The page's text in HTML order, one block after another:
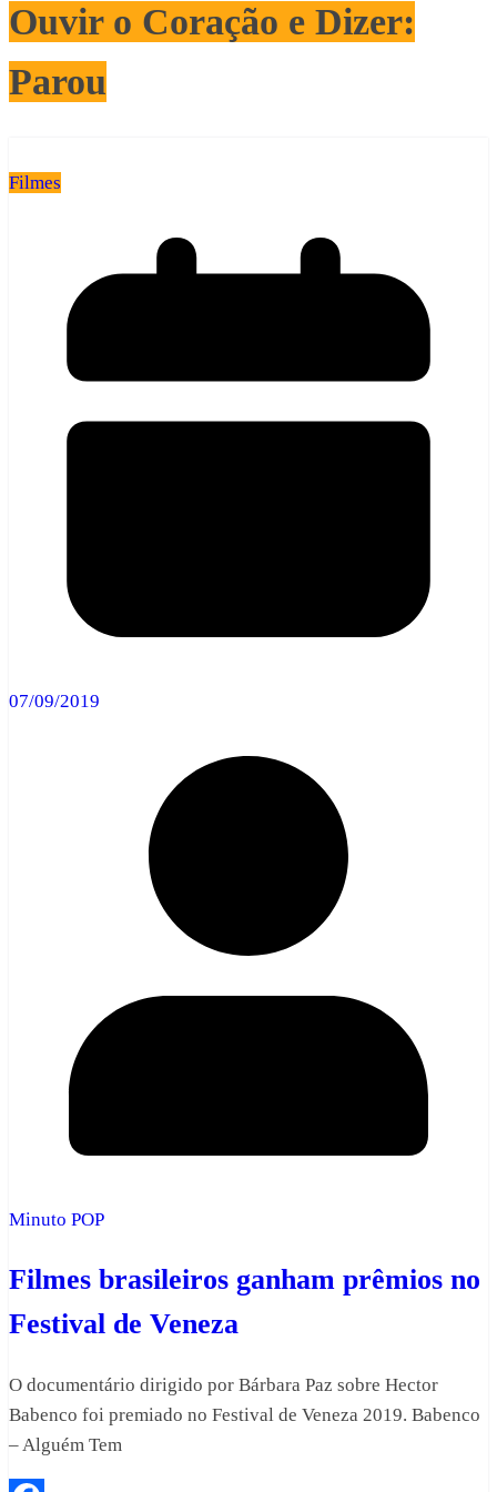
Ouvir o Coração e Dizer:
Parou
Filmes
07/09/2019
Minuto POP
Filmes brasileiros ganham prêmios no
Festival de Veneza
O documentário dirigido por Bárbara Paz sobre Hector
Babenco foi premiado no Festival de Veneza 2019. Babenco
– Alguém Tem